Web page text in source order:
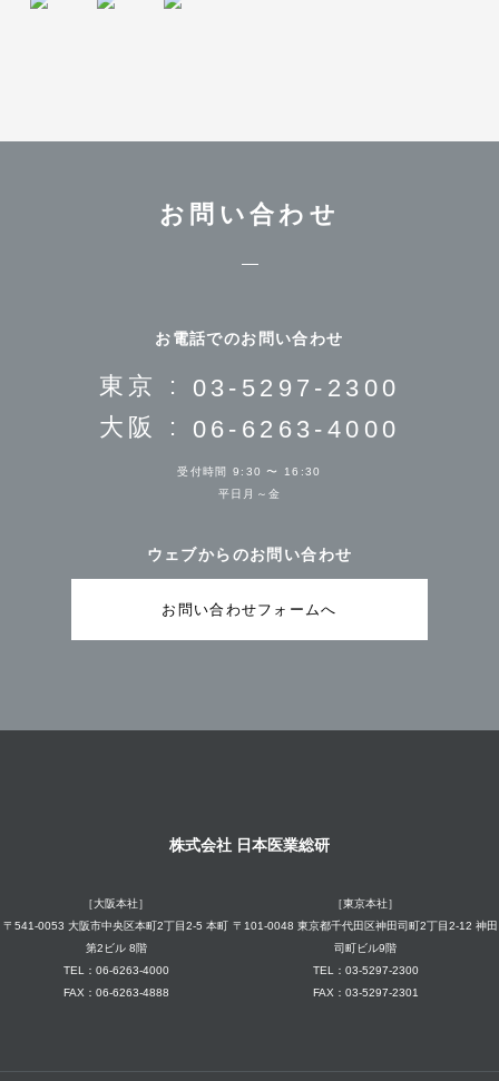
お問い合わせ
お電話でのお問い合わせ
東京 : 03-5297-2300
大阪 : 06-6263-4000
受付時間 9:30 〜 16:30
平日月～金
ウェブからのお問い合わせ
お問い合わせフォームへ
株式会社 日本医業総研
［大阪本社］
〒541-0053 大阪市中央区本町2丁目2-5 本町
第2ビル 8階
TEL：06-6263-4000
FAX：06-6263-4888
［東京本社］
〒101-0048 東京都千代田区神田司町2丁目2-12 神田
司町ビル9階
TEL：03-5297-2300
FAX：03-5297-2301